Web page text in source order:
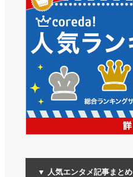
▼ 人気エンタメ記事まとめ